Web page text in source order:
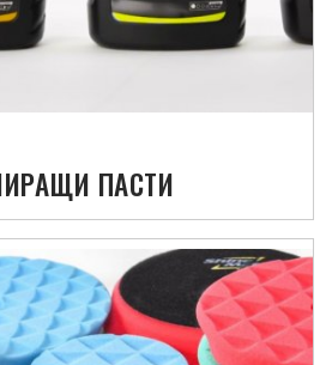
ПАСТИ